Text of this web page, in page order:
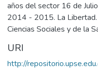
años del sector 16 de
2014 - 2015. La Libertad.
Ciencias Sociales y de la
URI
http://